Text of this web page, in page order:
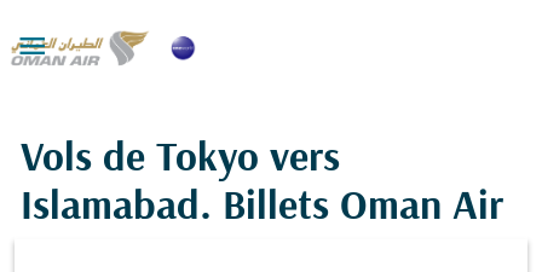

Vols de Tokyo vers
Islamabad. Billets Oman Air